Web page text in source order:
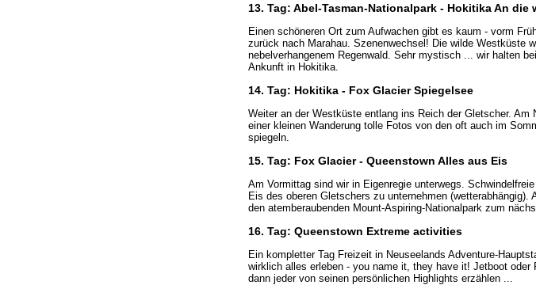
13. Tag: Abel-Tasman-Nationalpark - Hokitika An die
Einen schöneren Ort zum Aufwachen gibt es kaum - vorm
zurück nach Marahau. Szenenwechsel! Die wilde Westküste
nebelverhangenem Regenwald. Sehr mystisch ... wir halten
Ankunft in Hokitika.
14. Tag: Hokitika - Fox Glacier Spiegelsee
Weiter an der Westküste entlang ins Reich der Gletscher.
einer kleinen Wanderung tolle Fotos von den oft auch im
spiegeln.
15. Tag: Fox Glacier - Queenstown Alles aus Eis
Am Vormittag sind wir in Eigenregie unterwegs.
Eis des oberen Gletschers zu unternehmen
den atemberaubenden Mount-Aspiring-Nationalpark zum
16. Tag: Queenstown Extreme activities
Ein kompletter Tag Freizeit in Neuseelands Adventure-
wirklich alles erleben - you name it, they have it! Jetboot
dann jeder von seinen persönlichen Highlights erzählen ...